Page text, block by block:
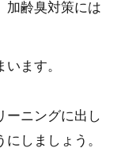
加齢臭対策には
ます。
ーニングに出し
しましょう。